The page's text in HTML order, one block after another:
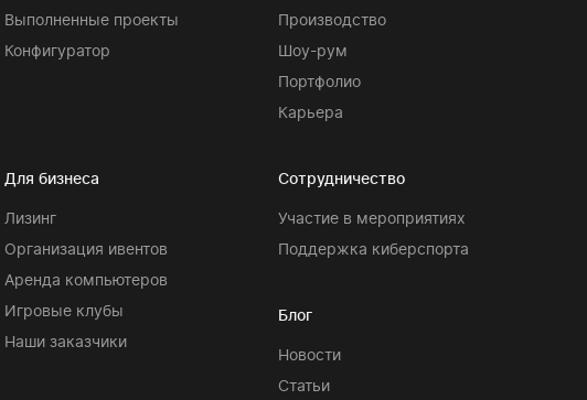
Выполненные проекты
Конфигуратор
Производство
Шоу-рум
Портфолио
Карьера
Для бизнеса
Лизинг
Организация ивентов
Аренда компьютеров
Игровые клубы
Наши заказчики
Сотрудничество
Участие в мероприятиях
Поддержка киберспорта
Блог
Новости
Статьи